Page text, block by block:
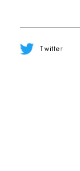
Twitter